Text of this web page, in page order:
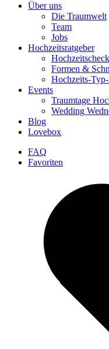
Über uns
Die Traumwelt
Team
Jobs
Hochzeitsratgeber
Formen &
Hochzeits-
Events
Traumtage
Wedding
Blog
Lovebox
FAQ
Favoriten